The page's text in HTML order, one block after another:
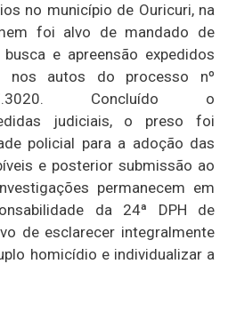
no município de Ouricuri, na
foi alvo de mandado de
e apreensão expedidos
nos autos do processo nº
Concluído o
judiciais, o preso foi
policial para a adoção das
e posterior submissão ao
permanecem em
da 24ª DPH de
de esclarecer integralmente
homicídio e individualizar a